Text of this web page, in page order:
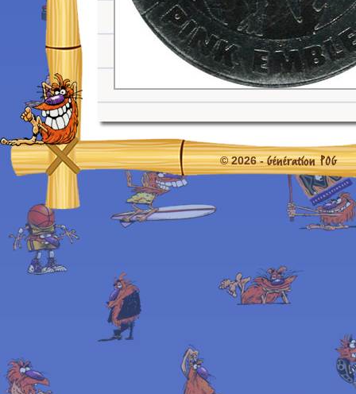
© 2026 -Génération POG